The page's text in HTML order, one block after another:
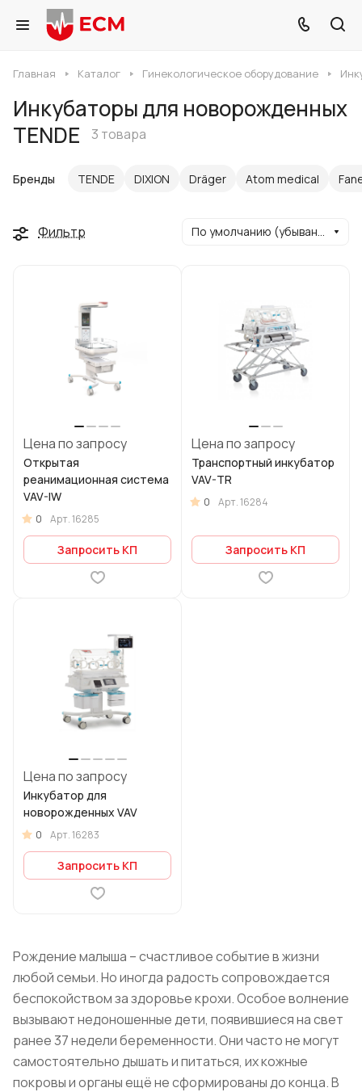
Главная Каталог Гинекологическое оборудование
Инкубаторы для новорожденных
TENDE
3 товара
Бренды TENDE DIXION Dräger Atom medical
Фильтр По умолчанию (убывание)
Цена по запросу
Открытая
реанимационная система
VAV-IW
0 Арт.16285
Запросить КП
Цена по запросу
Транспортный инкубатор
VAV-TR
0 Арт.16284
Запросить КП
Цена по запросу
Инкубатор для
новорожденных VAV
0 Арт.16283
Запросить КП
Рождение малыша – счастливое событие в жизни
любой семьи. Но иногда радость сопровождается
беспокойством за здоровье крохи. Особое волнение
вызывают недоношенные дети, появившиеся на свет
ранее 37 недели беременности. Они часто не могут
самостоятельно дышать и питаться, их кожные
покровы и органы ещё не сформированы до конца. В